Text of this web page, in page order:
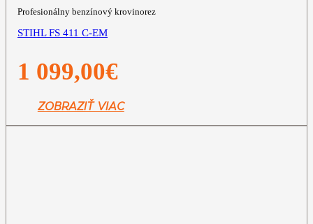
Profesionálny benzínový krovinorez
STIHL FS 411 C-EM
1 099,00€
ZOBRAZIŤ VIAC